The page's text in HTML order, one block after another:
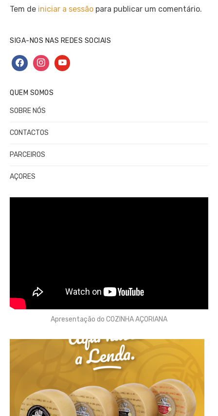
Tem de iniciar a sessão para publicar um comentário.
SIGA-NOS NAS REDES SOCIAIS
facebookinstagramyoutube
QUEM SOMOS
SOBRE NÓS
CONTACTOS
PARCEIROS
AÇORES
Apresentação do COZINHA AÇORIANA